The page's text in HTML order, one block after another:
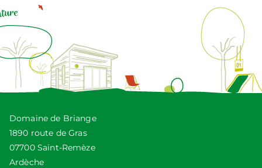
Domaine de Briange
1890 route de Gras
07700 Saint-Remèze
Ardèche